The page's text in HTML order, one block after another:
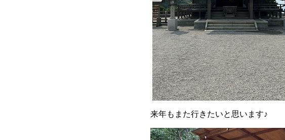
来年もまた行きたいと思います♪